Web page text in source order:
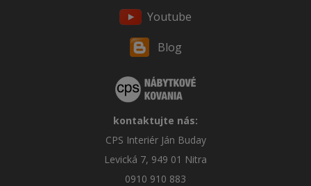
Youtube
Blog
kontaktujte nás:
CPS Interiér Ján Buday
Levická 7, 949 01 Nitra
0910 910 883